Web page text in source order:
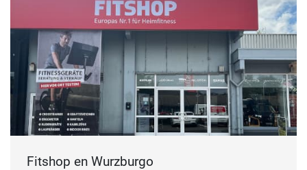
Fitshop en Wurzburgo